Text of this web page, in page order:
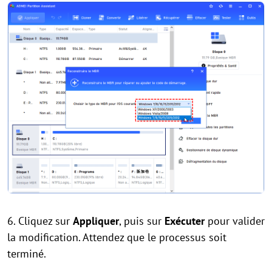
6. Cliquez sur Appliquer, puis sur Exécuterpour valider
la modification. Attendez que le processus soit
terminé.